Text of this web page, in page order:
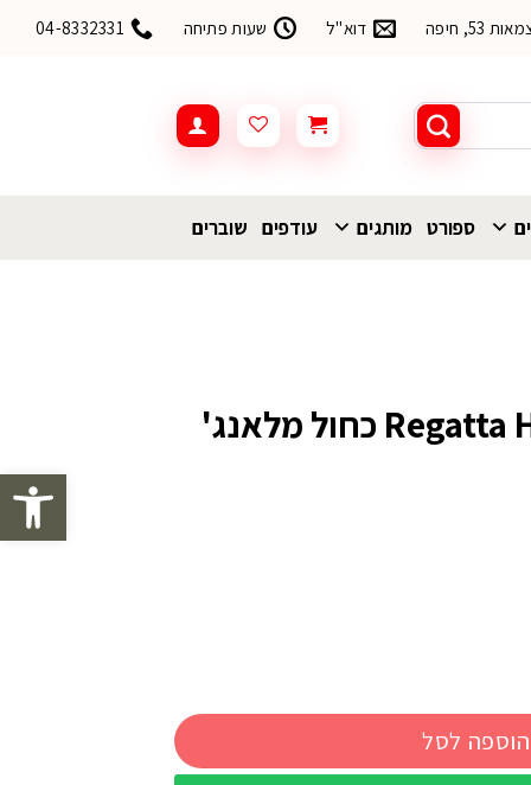
פתח
חיפה דוא"ל שעות פתיחה 04-8332331
ספורט מותגים עודפים שוברים
מעיל פוך Regatta Hillpack כחול מלאנג'
הוספה לסל